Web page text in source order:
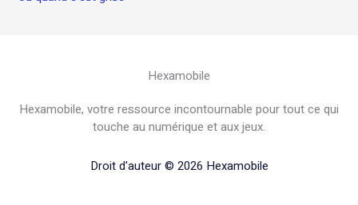
Hexamobile
Hexamobile, votre ressource incontournable pour tout ce qui
touche au numérique et aux jeux.
Droit d'auteur © 2026 Hexamobile